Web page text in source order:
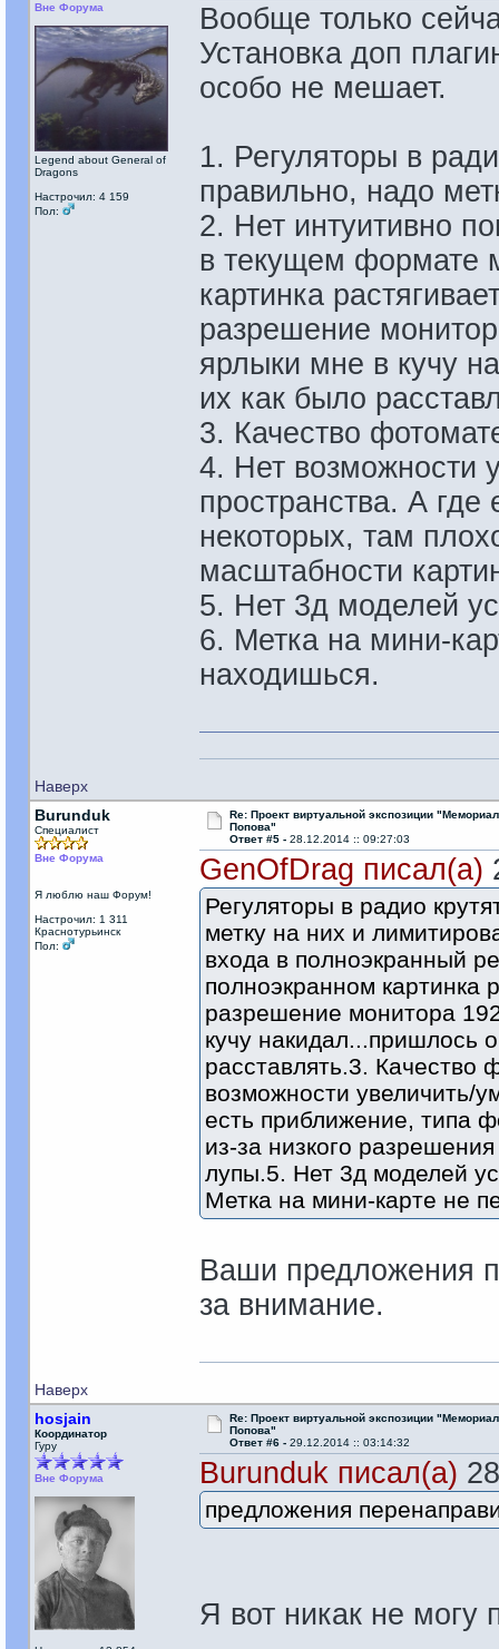
Вне Форума
Legend about General of
Dragons
Настрочил: 4 159
Пол:
Вообще только
Установка доп
особо не мешает.
1. Регуляторы в
правильно, надо
2. Нет интуитивно
в текущем формате
картинка
разрешение
ярлыки мне в кучу
их как было
3. Качество
4. Нет возможности
пространства. А
некоторых, там
масштабности
5. Нет 3д моделей
6. Метка на мини-
находишься.
Наверх
Burunduk
Специалист
Вне Форума
Я люблю наш Форум!
Настрочил: 1 311
Краснотурьинск
Пол:
Re: Проект виртуальной экспозиции
Попова"
Ответ #5 - 28.12.2014 :: 09:27:03
GenOfDrag писал(а)
Регуляторы в радио
метку на них и
входа в полноэкранный
полноэкранном картинка
разрешение монитора
кучу накидал...пришлось
расставлять.3. Качество
возможности увеличить/
есть приближение, типа
из-за низкого
лупы.5. Нет 3д моделей
Метка на мини-карте не
Ваши предложения
за внимание.
Наверх
hosjain
Координатор
Гуру
Вне Форума
Re: Проект виртуальной экспозиции
Попова"
Ответ #6 - 29.12.2014 :: 03:14:32
Burunduk писал(а)
предложения
Я вот никак не могу